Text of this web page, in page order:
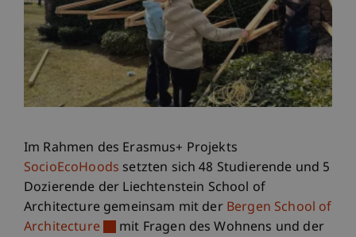
Im Rahmen des Erasmus+ Projekts
SocioEcoHoods setzten sich 48 Studierende und 5
Dozierende der Liechtenstein School of
Architecture gemeinsam mit der Bergen School of
Architecture
mit Fragen des Wohnens und der